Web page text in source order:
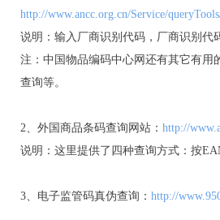
http://www.ancc.org.cn/Service/
说明：输入厂商识别代码，厂商识别代
注：中国物品编码中心网还有其它有用
查询等。
2、外国商品条码查询网站： http://
说明：这里提供了四种查询方式：按
3、电子监管码真伪查询： http://